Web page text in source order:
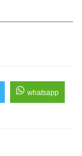
whatsapp